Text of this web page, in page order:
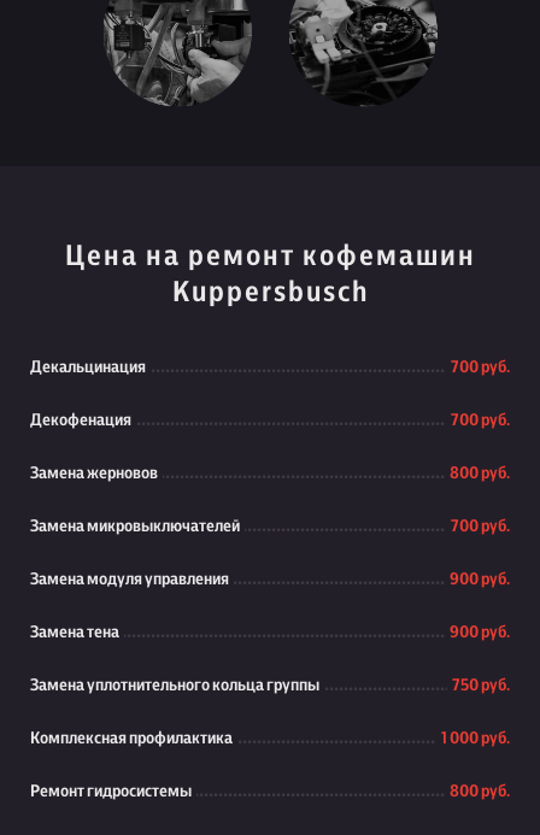
Цена на ремонт кофемашин
Kuppersbusch
Декальцинация 700 руб.
Декофенация 700 руб.
Замена жерновов 800 руб.
Замена микровыключателей 700 руб.
Замена модуля управления 900 руб.
Замена тена 900 руб.
Замена уплотнительного кольца группы 750 руб.
Комплексная профилактика 1 000 руб.
Ремонт гидросистемы 800 руб.